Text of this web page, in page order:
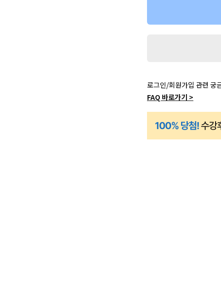
로그인/회원가입 관련 궁
FAQ 바로가기 >